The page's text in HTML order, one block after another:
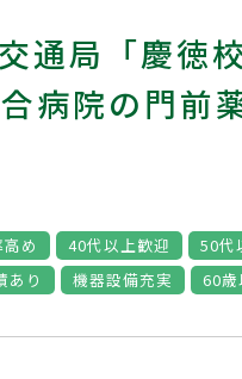
通局「慶
病院の門前
め 40代以上歓迎 50代
あり 機器設備充実 60歳